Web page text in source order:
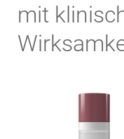
mit